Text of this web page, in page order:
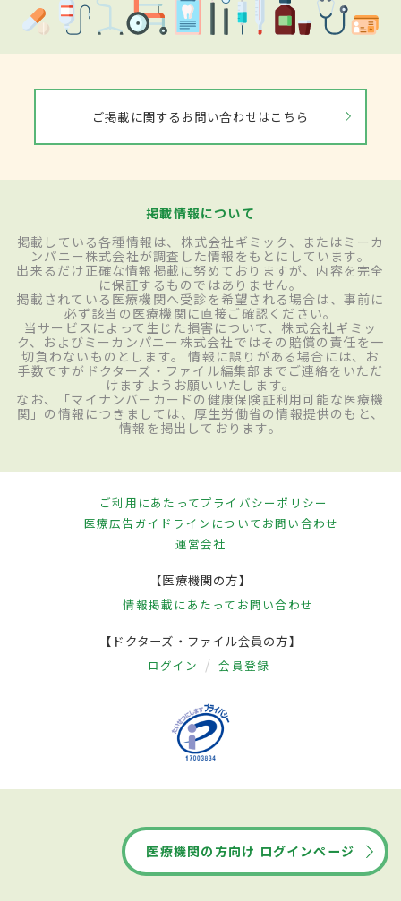
ご掲載に関するお問い合わせはこちら
掲載情報について
掲載している各種情報は、株式会社ギミック、またはミーカ
ンパニー株式会社が調査した情報をもとにしています。
出来るだけ正確な情報掲載に努めておりますが、内容を完全
に保証するものではありません。
掲載されている医療機関へ受診を希望される場合は、事前に
必ず該当の医療機関に直接ご確認ください。
当サービスによって生じた損害について、株式会社ギミッ
ク、およびミーカンパニー株式会社ではその賠償の責任を一
切負わないものとします。 情報に誤りがある場合には、お
手数ですがドクターズ・ファイル編集部までご連絡をいただ
けますようお願いいたします。
なお、「マイナンバーカードの健康保険証利用可能な医療機
関」の情報につきましては、厚生労働省の情報提供のもと、
情報を掲出しております。
ご利用にあたってプライバシーポリシー
医療広告ガイドラインについてお問い合わせ
運営会社
【医療機関の方】
情報掲載にあたって お問い合わせ
【ドクターズ・ファイル会員の方】
ログイン 会員登録
医療機関の方向け ログインページ